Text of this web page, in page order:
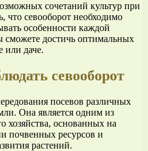
сочетаний культур при
что севооборот необходимо
особенности каждой
сможете достичь оптимальных
или даче.
севооборот
посевов различных
Она является одним из
хозяйства, основанных на
почвенных ресурсов и
растений.